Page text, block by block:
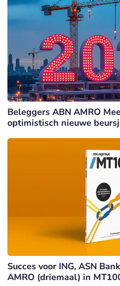
Beleggers ABN AMRO
optimistisch nieuwe
Succes voor ING, ASN
AMRO (driemaal) in